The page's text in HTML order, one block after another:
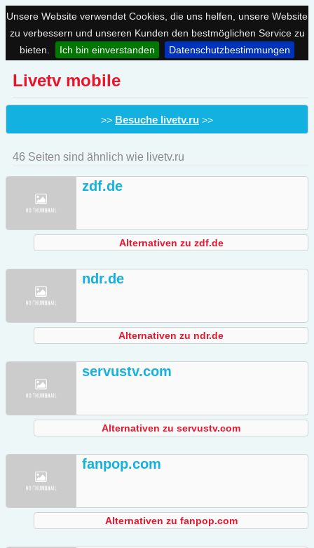
Unsere Website verwendet Cookies, die uns helfen, unsere Website
zu verbessern und unseren Kunden den bestmöglichen Service zu
bieten.
Ich bin einverstanden Datenschutzbestimmungen
Livetv mobile
>> Besuche livetv.ru >>
46 Seiten sind ähnlich wie livetv.ru
zdf.de
Alternativen zu zdf.de
ndr.de
Alternativen zu ndr.de
servustv.com
Alternativen zu servustv.com
fanpop.com
Alternativen zu fanpop.com